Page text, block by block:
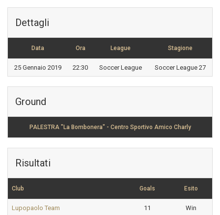
Dettagli
Data Ora League Stagione
25 Gennaio 2019 22:30 Soccer League Soccer League 27
Ground
PALESTRA "La Bombonera" - Centro Sportivo Amico Charly
Risultati
Club Goals Esito
Lupopaolo Team 11 Win